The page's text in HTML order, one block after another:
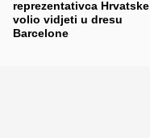
reprezentativca Hrvatske
volio vidjeti u dresu
Barcelone